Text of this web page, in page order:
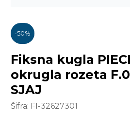
-50%
Fiksna kugla
okrugla rozeta
SJAJ
Šifra: FI-32627301